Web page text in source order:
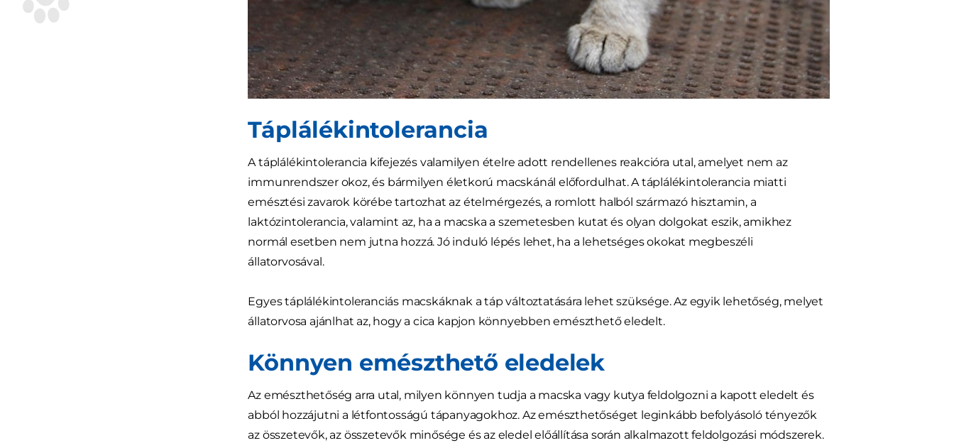
Táplálékintolerancia
A táplálékintolerancia kifejezés valamilyen ételre adott rendellenes reakcióra utal, amelyet nem az
immunrendszer okoz, és bármilyen életkorú macskánál előfordulhat. A táplálékintolerancia miatti
emésztési zavarok körébe tartozhat az ételmérgezés, a romlott halból származó hisztamin, a
laktózintolerancia, valamint az, ha a macska a szemetesben kutat és olyan dolgokat eszik, amikhez
normál esetben nem jutna hozzá. Jó induló lépés lehet, ha a lehetséges okokat megbeszéli
állatorvosával.
Egyes táplálékintoleranciás macskáknak a táp változtatására lehet szüksége. Az egyik lehetőség, melyet
állatorvosa ajánlhat az, hogy a cica kapjon könnyebben emészthető eledelt.
Könnyen emészthető eledelek
Az emészthetőség arra utal, milyen könnyen tudja a macska vagy kutya feldolgozni a kapott eledelt és
abból hozzájutni a létfontosságú tápanyagokhoz. Az emészthetőséget leginkább befolyásoló tényezők
az összetevők, az összetevők minősége és az eledel előállítása során alkalmazott feldolgozási módszerek.